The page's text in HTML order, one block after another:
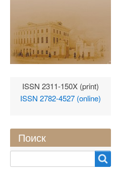
ISSN 2311-150X (print)
ISSN 2782-4527 (online)
Поиск